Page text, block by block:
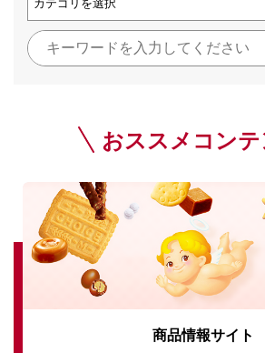
おススメコンテ
商品情報サイト